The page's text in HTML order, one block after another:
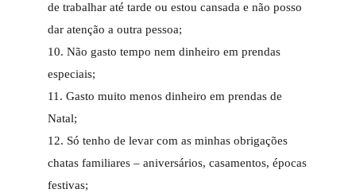
de trabalhar até tarde ou estou cansada e não posso
dar atenção a outra pessoa;
10. Não gasto tempo nem dinheiro em prendas
especiais;
11. Gasto muito menos dinheiro em prendas de
Natal;
12. Só tenho de levar com as minhas obrigações
chatas familiares – aniversários, casamentos, épocas
festivas;